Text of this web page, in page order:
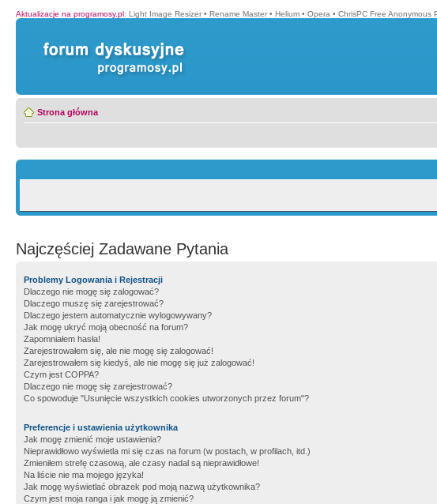
Aktualizacje na programosy.pl: Light Image Resizer • Rename Master • Helium • Opera • ChrisPC Free Anonymous
Strona główna
Najczęściej Zadawane Pytania
Problemy Logowania i Rejestracji
Dlaczego nie mogę się zalogować?
Dlaczego muszę się zarejestrować?
Dlaczego jestem automatycznie wylogowywany?
Jak mogę ukryć moją obecność na forum?
Zapomniałem hasła!
Zarejestrowałem się, ale nie mogę się zalogować!
Zarejestrowałem się kiedyś, ale nie mogę się już zalogować!
Czym jest COPPA?
Dlaczego nie mogę się zarejestrować?
Co spowoduje "Usunięcie wszystkich cookies utworzonych przez forum"?
Preferencje i ustawienia użytkownika
Jak mogę zmienić moje ustawienia?
Nieprawidłowo wyświetla mi się czas na forum (w postach, w profilach, itd.)
Zmieniłem strefę czasową, ale czasy nadal są nieprawidłowe!
Na liście nie ma mojego języka!
Jak mogę wyświetlać obrazek pod moją nazwą użytkownika?
Czym jest moja ranga i jak mogę ją zmienić?